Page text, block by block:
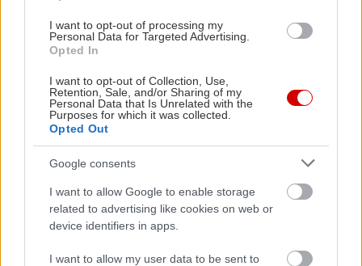
I want to opt-out of processing my
Personal Data for Targeted Advertising.
Opted In
I want to opt-out of Collection, Use,
Retention, Sale, and/or Sharing of my
Personal Data that Is Unrelated with the
Purposes for which it was collected.
Opted Out
Google consents
I want to allow Google to enable storage
related to advertising like cookies on web or
device identifiers in apps.
I want to allow my user data to be sent to
γεμιστά με ντομάτα και πιπεριά μυρίζουν
καλοκαίρι, ενώ ο κλασικός μουσακάς με
μελιτζάνα, πατάτα, κιμά και μπεσαμέλ ή το
παστίτσιο με ζυμαρικά, σάλτσα και κρέμα
προσφέρουν γεύσεις μαμαδίσιες. Λογαριασμός
στα 20-25€ το άτομο, με κρασί.